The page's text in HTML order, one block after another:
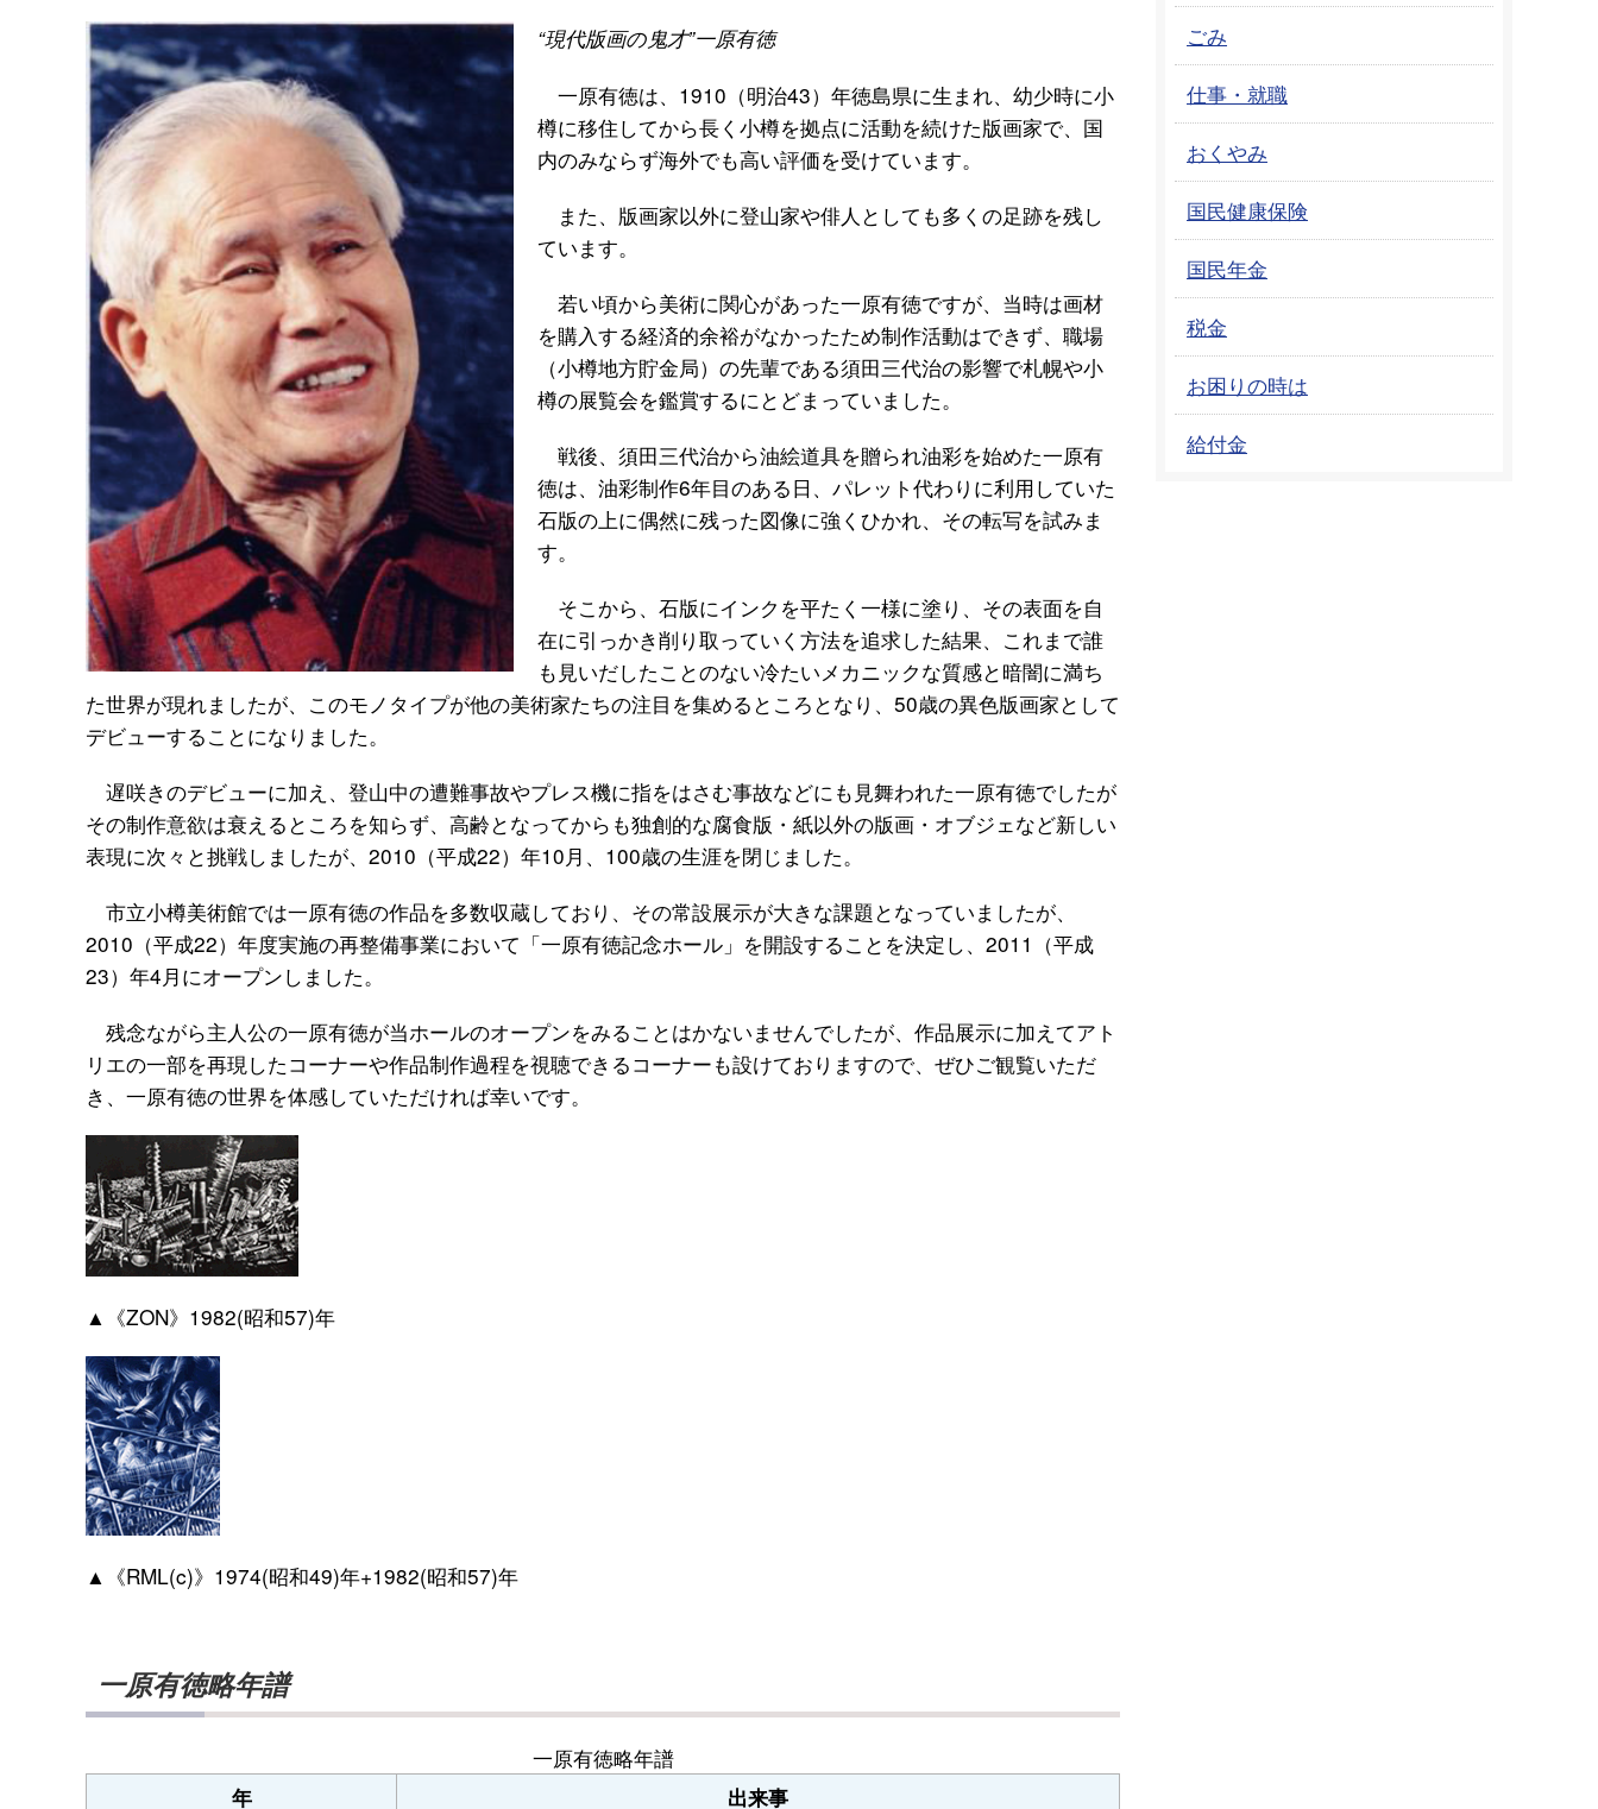
“現代版画の鬼才”一原有徳
一原有徳は、1910（明治43）年徳島県に生まれ、幼少時に小
樽に移住してから長く小樽を拠点に活動を続けた版画家で、国
内のみならず海外でも高い評価を受けています。
また、版画家以外に登山家や俳人としても多くの足跡を残し
ています。
若い頃から美術に関心があった一原有徳ですが、当時は画材
を購入する経済的余裕がなかったため制作活動はできず、職場
（小樽地方貯金局）の先輩である須田三代治の影響で札幌や小
樽の展覧会を鑑賞するにとどまっていました。
戦後、須田三代治から油絵道具を贈られ油彩を始めた一原有
徳は、油彩制作6年目のある日、パレット代わりに利用していた
石版の上に偶然に残った図像に強くひかれ、その転写を試みま
す。
そこから、石版にインクを平たく一様に塗り、その表面を自
在に引っかき削り取っていく方法を追求した結果、これまで誰
も見いだしたことのない冷たいメカニックな質感と暗闇に満ち
た世界が現れましたが、このモノタイプが他の美術家たちの注目を集めるところとなり、50歳の異色版画家として
デビューすることになりました。
遅咲きのデビューに加え、登山中の遭難事故やプレス機に指をはさむ事故などにも見舞われた一原有徳でしたが
その制作意欲は衰えるところを知らず、高齢となってからも独創的な腐食版・紙以外の版画・オブジェなど新しい
表現に次々と挑戦しましたが、2010（平成22）年10月、100歳の生涯を閉じました。
市立小樽美術館では一原有徳の作品を多数収蔵しており、その常設展示が大きな課題となっていましたが、
2010（平成22）年度実施の再整備事業において「一原有徳記念ホール」を開設することを決定し、2011（平成
23）年4月にオープンしました。
残念ながら主人公の一原有徳が当ホールのオープンをみることはかないませんでしたが、作品展示に加えてアト
リエの一部を再現したコーナーや作品制作過程を視聴できるコーナーも設けておりますので、ぜひご観覧いただ
き、一原有徳の世界を体感していただければ幸いです。
▲《ZON》1982(昭和57)年
▲《RML(c)》1974(昭和49)年+1982(昭和57)年
一原有徳略年譜
年 出来事
一原有徳略年譜
ごみ
仕事・就職
おくやみ
国民健康保険
国民年金
税金
お困りの時は
給付金